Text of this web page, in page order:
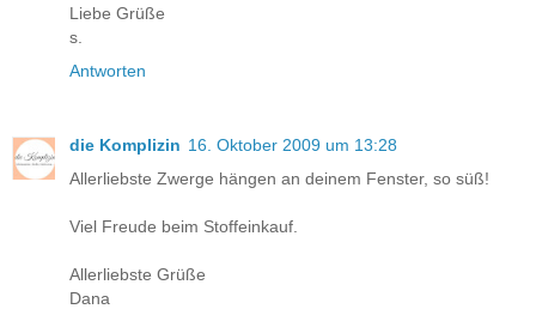
Liebe Grüße
s.
Antworten
die Komplizin 16. Oktober 2009 um 13:28
Allerliebste Zwerge hängen an deinem Fenster, so süß!
Viel Freude beim Stoffeinkauf.
Allerliebste Grüße
Dana